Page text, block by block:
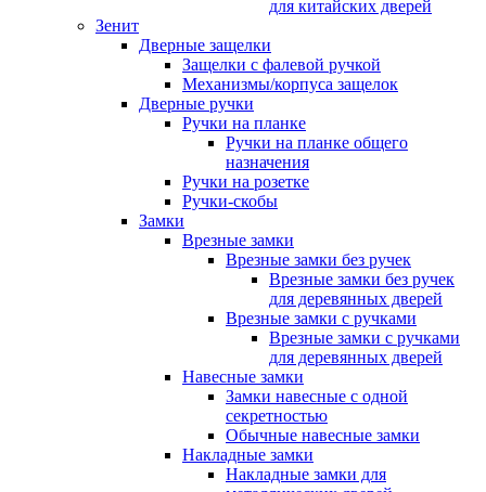
для китайских дверей
Зенит
Дверные защелки
Защелки с фалевой ручкой
Механизмы/корпуса защелок
Дверные ручки
Ручки на планке
Ручки на планке общего
назначения
Ручки на розетке
Ручки-скобы
Замки
Врезные замки
Врезные замки без ручек
Врезные замки без ручек
для деревянных дверей
Врезные замки с ручками
Врезные замки с ручками
для деревянных дверей
Навесные замки
Замки навесные с одной
секретностью
Обычные навесные замки
Накладные замки
Накладные замки для